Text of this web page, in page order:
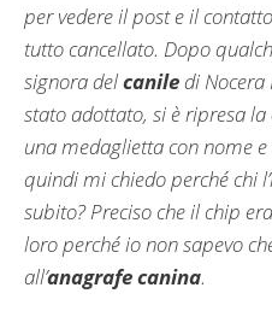
per vedere il post e il
tutto cancellato. Dopo
signora delcanile di
stato adottato, si è ripresa la
una medaglietta con nome
quindi mi chiedo perché chi
subito? Preciso che il chip
loro perché io non sapevo
all’anagrafe canina.